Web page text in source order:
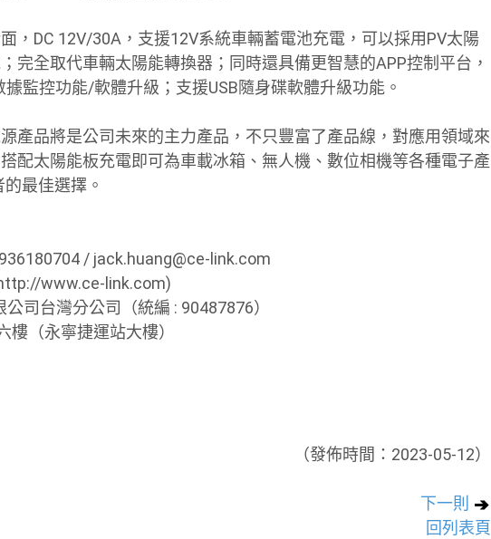
，DC 12V/30A，支援12V系統車輛蓄電池充電，可以採用PV太陽
完全取代車輛太陽能轉換器；同時還具備更智慧的APP控制平台，
監控功能/軟體升級；支援USB隨身碟軟體升級功能。
產品將是公司未來的主力產品，不只豐富了產品線，對應用領域來
配太陽能板充電即可為車載冰箱、無人機、數位相機等各種電子產
最佳選擇。
/ jack.huang@ce-link.com
www.ce-link.com)
司台灣分公司（統編 : 90487876）
樓（永寧捷運站大樓）
（發佈時間：2023-05-12）
下一則
回列表頁